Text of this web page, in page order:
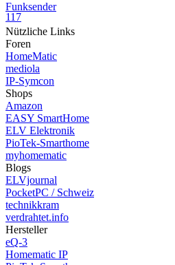
Funksender
117
Nützliche Links
Foren
HomeMatic
mediola
IP-Symcon
Shops
Amazon
EASY SmartHome
ELV Elektronik
PioTek-Smarthome
myhomematic
Blogs
ELVjournal
PocketPC / Schweiz
technikkram
verdrahtet.info
Hersteller
eQ-3
Homematic IP